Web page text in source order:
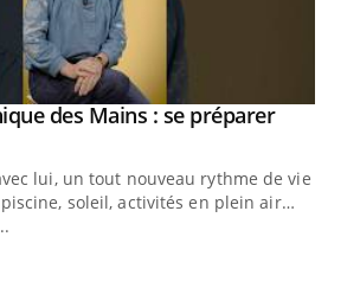
des Mains : se préparer
lui, un tout nouveau rythme de vie !
piscine, soleil, activités en plein air…